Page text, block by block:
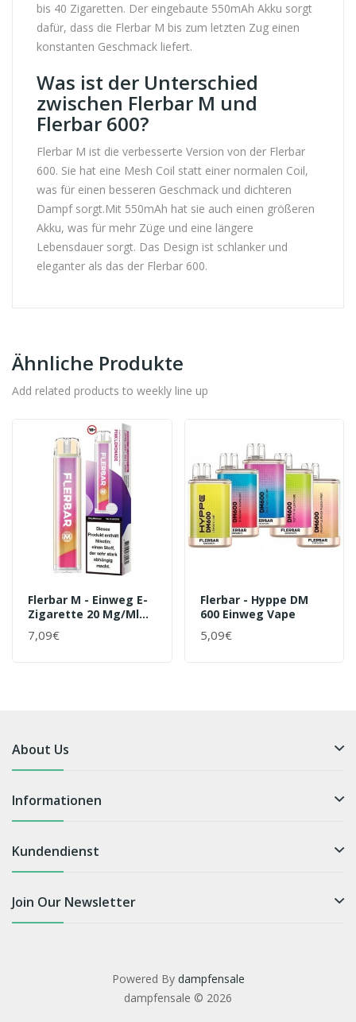
bis 40 Zigaretten. Der eingebaute 550mAh Akku sorgt
dafür, dass die Flerbar M bis zum letzten Zug einen
konstanten Geschmack liefert.
Was ist der Unterschied
zwischen Flerbar M und
Flerbar 600?
Flerbar M ist die verbesserte Version von der Flerbar
600. Sie hat eine Mesh Coil statt einer normalen Coil,
was für einen besseren Geschmack und dichteren
Dampf sorgt.Mit 550mAh hat sie auch einen größeren
Akku, was für mehr Züge und eine längere
Lebensdauer sorgt. Das Design ist schlanker und
eleganter als das der Flerbar 600.
Ähnliche Produkte
Add related products to weekly line up
Flerbar M - Einweg E-
Zigarette 20 Mg/ml
7,09€
Flerbar - Hyppe DM
600 Einweg Vape
5,09€
About Us
Informationen
Kundendienst
Join Our Newsletter
Powered By dampfensale
dampfensale © 2026